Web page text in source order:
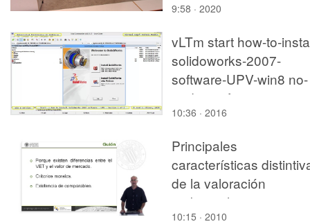
9:58 · 2020
vLTm start how-to-
solidoworks-2007-
software-UPV-win8 no-
audio 1 of 2
10:36 · 2016
Principales
características
de la valoración
ambiental
10:15 · 2010